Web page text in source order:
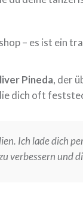
– es ist ein
Pineda, der
dich oft
Ich lade dich
verbessern und